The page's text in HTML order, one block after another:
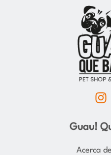
I
s
t
a
Guau!
Acerca